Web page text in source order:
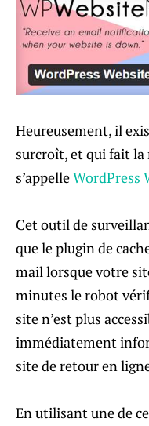
Heureusement, il
surcroît, et qui fait la
s’appelleWordPress
Cet outil de
que le plugin de
mail lorsque votre
minutes le robot
site n’est plus
immédiatement
site de retour en
En utilisant une de